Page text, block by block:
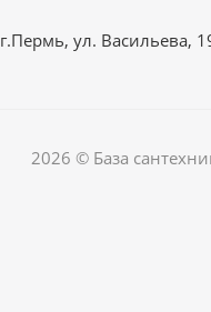
г.Пермь, ул. Васильева,
2026 © База